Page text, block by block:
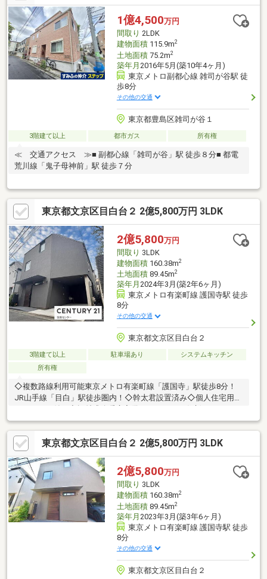
1億4,500万円
間取り 2LDK
建物面積115.9m2
土地面積75.2m2
築年月 2016年5月(築10年4ヶ月)
東京メトロ副都心線 雑司が谷駅 徒
歩8分
その他の交通
東京都豊島区雑司が谷１
3階建て以上 都市ガス 所有権
≪ 交通アクセス ≫■ 副都心線「雑司が谷」駅 徒歩８分■ 都電
荒川線「鬼子母神前」駅 徒歩７分
東京都文京区目白台２ 2億5,800万円 3LDK
2億5,800万円
間取り 3LDK
建物面積160.38m2
土地面積89.45m2
築年月 2024年3月(築2年6ヶ月)
東京メトロ有楽町線 護国寺駅 徒歩
8分
その他の交通
東京都文京区目白台２
3階建て以上 駐車場あり
システムキッチン
所有権
◇複数路線利用可能東京メトロ有楽町線「護国寺」駅徒歩8分！
JR山手線「目白」駅徒歩圏内！◇幹太君設置済み◇個人住宅用エ
はきめ細やかなサービスで安心のサポート体制を敷いておりま
す。◇お客様の暮らしにあったご提案◇経験豊富な知識を持つロ
ーンアドバイザースタッフ多数◇小さなお子様や、お仕事でご多
忙のお客様にも安心の無料送迎サービス
東京都文京区目白台２ 2億5,800万円 3LDK
2億5,800万円
間取り 3LDK
建物面積160.38m2
土地面積89.45m2
築年月 2023年3月(築3年6ヶ月)
東京メトロ有楽町線 護国寺駅 徒歩
8分
その他の交通
東京都文京区目白台２